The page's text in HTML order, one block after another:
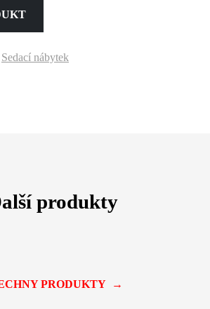
Sedací nábytek
produkty
PRODUKTY